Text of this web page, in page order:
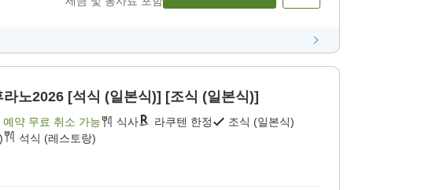
노2026 [석식 (일본식)] [조식 (일본식)]
예약 무료 취소 가능 식사 라쿠텐 한정
조식 (일본식)
석식 (레스토랑)